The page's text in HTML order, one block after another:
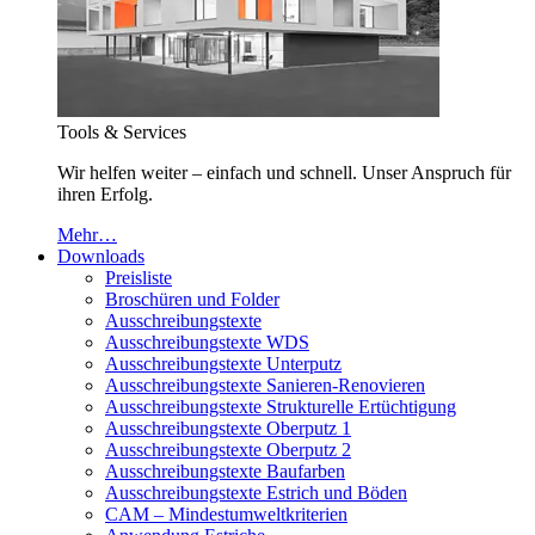
Tools & Services
Wir helfen weiter – einfach und schnell. Unser Anspruch für
ihren Erfolg.
Mehr…
Downloads
Preisliste
Broschüren und Folder
Ausschreibungstexte
Ausschreibungstexte WDS
Ausschreibungstexte Unterputz
Ausschreibungstexte Sanieren-Renovieren
Ausschreibungstexte Strukturelle Ertüchtigung
Ausschreibungstexte Oberputz 1
Ausschreibungstexte Oberputz 2
Ausschreibungstexte Baufarben
Ausschreibungstexte Estrich und Böden
CAM – Mindestumweltkriterien